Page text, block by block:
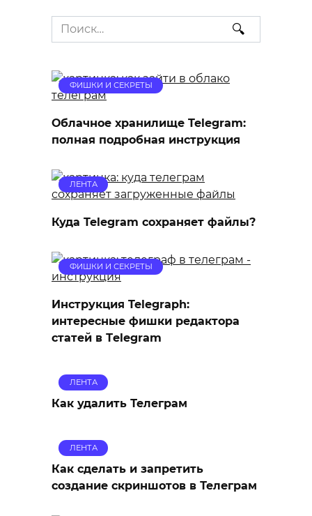
Search
for:
ФИШКИ И СЕКРЕТЫ
Облачное хранилище Telegram:
полная подробная инструкция
ЛЕНТА
Куда Telegram сохраняет файлы?
ФИШКИ И СЕКРЕТЫ
Инструкция Telegraph:
интересные фишки редактора
статей в Тelegram
ЛЕНТА
Как удалить Телеграм
ЛЕНТА
Как сделать и запретить
создание скриншотов в Телеграм